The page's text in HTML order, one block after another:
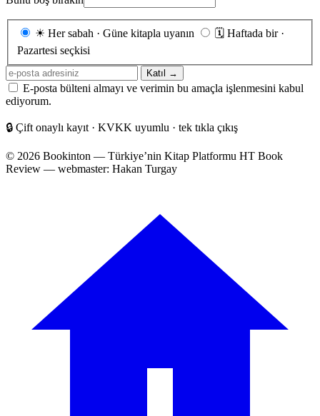
Gönderim
☀ Her sabah · Güne kitapla uyanın 🗓 Haftada bir ·
Pazartesi seçkisi
E-
posta
adresiniz
Katıl →
E-posta bülteni almayı ve verimin bu amaçla işlenmesini kabul
ediyorum.
🔒 Çift onaylı kayıt · KVKK uyumlu · tek tıkla çıkış
© 2026 Bookinton — Türkiye’nin Kitap Platformu HT Book
Review — webmaster: Hakan Turgay